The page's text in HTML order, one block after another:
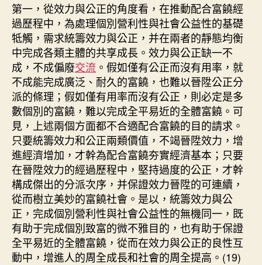
第一，從效力與公正的角度看，在推動配合富饒經
過歷程中，為處理個別營利性與社會公益性的基礎
牴觸，需求統籌效力與公正，并在兩者的靜態均衡
中完成各類主體的共享成長。效力與公正缺一不
成，不成偏廢交流 。假如僅有公正而沒有用率，就
不成能完成廣泛、耐久的富饒，也難以晉陞公正分
派的條理；假如僅有用率而沒有公正，則必定是多
數個別的富饒，難以完成全平易近的全體富饒。可
見，上述兩個方面都不合適配合富饒的目的請求。
只要統籌效力和公正兩類價值，不竭晉陞效力，增
進經濟增加，才幹為配合富饒夯實經濟基本；只要
在晉陞效力的經過歷程中，堅持過度的公正，才幹
構成傑出的分派次序，并保證效力晉陞的可連續，
從而樹立美妙的富饒社會。是以，統籌效力與公
正，完成個別營利性與社會公益性的無機同一，既
有助于完成個別致富的微不雅目的，也有助于保證
全平易近的全體富饒，從而在效力與公正的良性互
動中，增進人的周全成長和社會的周全提高。(19)